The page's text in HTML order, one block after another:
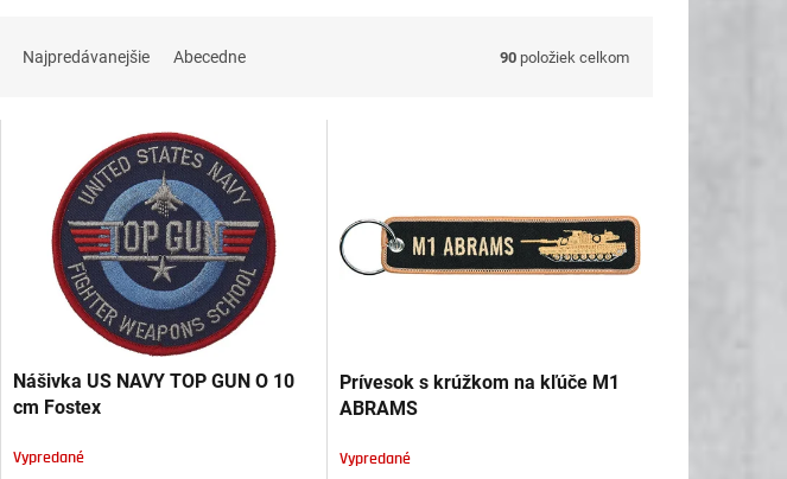
Najpredávanejšie Abecedne 90 položiek celkom
Nášivka US NAVY TOP GUN O 10
cm Fostex
Vypredané
Prívesok s krúžkom na kľúče M1
ABRAMS
Vypredané